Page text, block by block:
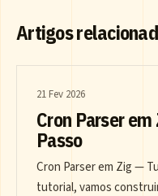
Artigos
21 Fev 2026
Cron Parser
Passo
Cron Parser em Zig —
tutorial, vamos